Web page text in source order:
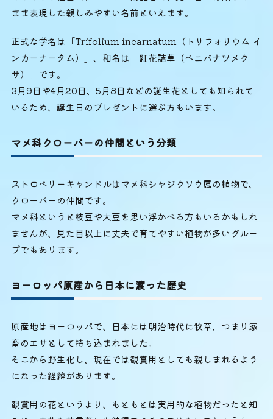
まま表現した親しみやすい名前といえます。
正式な学名は「Trifolium incarnatum（トリフォリウム イ
ンカーナータム）」、和名は「紅花詰草（ベニバナツメク
サ）」です。
3月9日や4月20日、5月8日などの誕生花としても知られて
いるため、誕生日のプレゼントに選ぶ方もいます。
マメ科クローバーの仲間という分類
ストロベリーキャンドルはマメ科シャジクソウ属の植物で、
クローバーの仲間です。
マメ科というと枝豆や大豆を思い浮かべる方もいるかもしれ
ませんが、見た目以上に丈夫で育てやすい植物が多いグルー
プでもあります。
ヨーロッパ原産から日本に渡った歴史
原産地はヨーロッパで、日本には明治時代に牧草、つまり家
畜のエサとして持ち込まれました。
そこから野生化し、現在では観賞用としても親しまれるよう
になった経緯があります。
観賞用の花というより、もともとは実用的な植物だったと知